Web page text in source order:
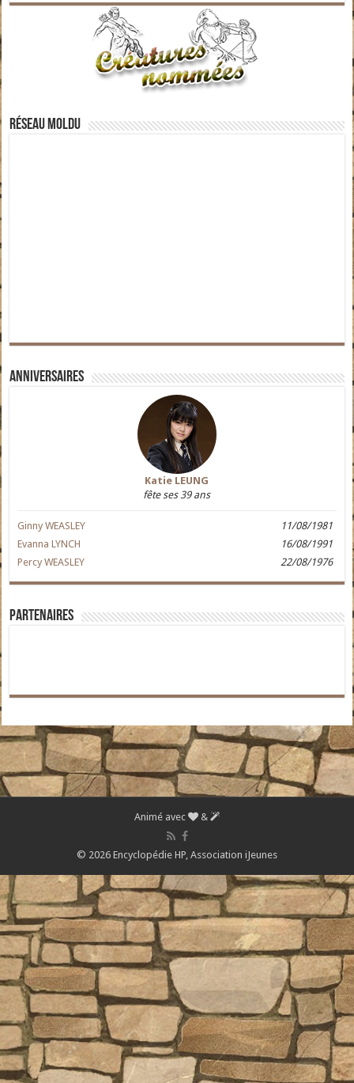
Réseau moldu
Anniversaires
Katie LEUNG
fête ses 39 ans
Ginny WEASLEY
11/08/1981
Evanna LYNCH
16/08/1991
Percy WEASLEY
22/08/1976
Partenaires
Animé avec &
© 2026 Encyclopédie HP, Association iJeunes